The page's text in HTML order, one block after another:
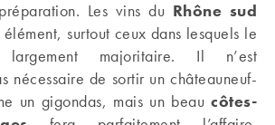
Les vins du Rhône sud
surtout ceux dans lesquels le
majoritaire. Il n’est
nécessaire de sortir un châteauneuf-
un gigondas, mais un beau côtes-